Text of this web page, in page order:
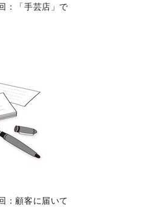
：「手芸店」で
：顧客に届いて